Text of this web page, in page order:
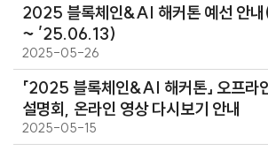
2025 블록체인&AI 해커톤 예선 안
~ ’25.06.13)
2025-05-26
「2025 블록체인&AI 해커톤」 오프라
설명회, 온라인 영상 다시보기 안내
2025-05-15